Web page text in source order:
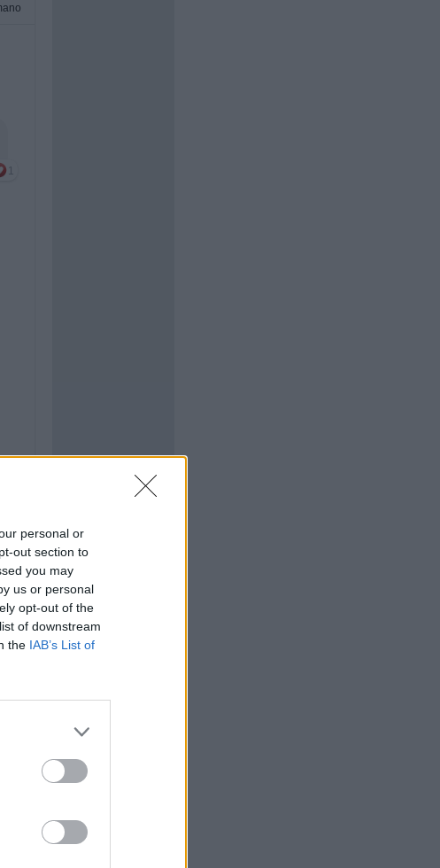
personal or
out section to
you may
us or personal
opt-out of the
of downstream
the IAB’s List of
1